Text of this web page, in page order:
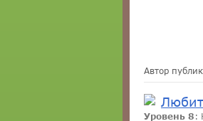
Автор
Уровень 8 :